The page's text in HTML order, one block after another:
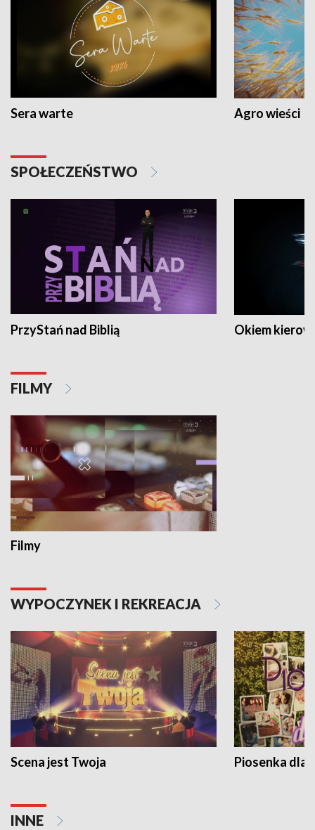
Sera warte Agro wieści
SPOŁECZEŃSTWO
PrzyStań nad Biblią Okiem
FILMY
Filmy
WYPOCZYNEK I REKREACJA
Scena jest Twoja Piosenka dla
INNE